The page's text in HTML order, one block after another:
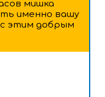
мишка
именно вашу
этим добрым